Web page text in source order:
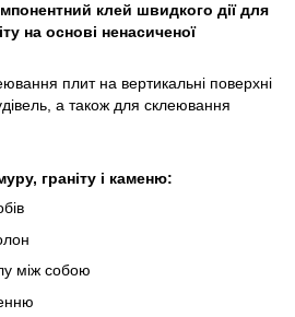
клей швидкого дії для
на основі ненасиченої
плит на вертикальні поверхні
а також для склеювання
граніту і каменю:
між собою